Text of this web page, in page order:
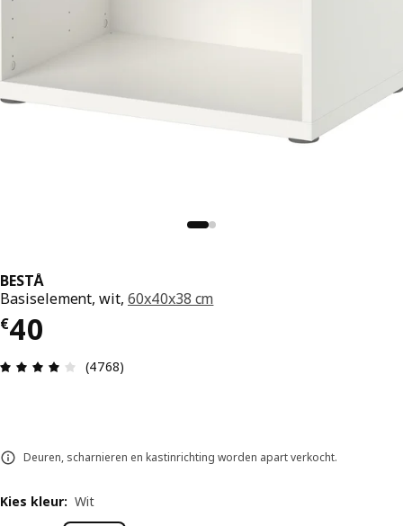
BESTÅ
Basiselement, wit, 60x40x38 cm
€40
€ 40
Beoordeling: 4.1 van 5 sterren. Totaal
(4768)
Deuren, scharnieren en kastinrichting worden apart verkocht.
Kies kleur: Wit